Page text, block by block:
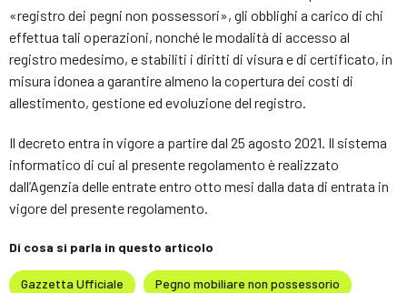
«registro dei pegni non possessori», gli obblighi a carico di chi
effettua tali operazioni, nonché le modalità di accesso al
registro medesimo, e stabiliti i diritti di visura e di certificato, in
misura idonea a garantire almeno la copertura dei costi di
allestimento, gestione ed evoluzione del registro.
Il decreto entra in vigore a partire dal 25 agosto 2021. Il sistema
informatico di cui al presente regolamento è realizzato
dall’Agenzia delle entrate entro otto mesi dalla data di entrata in
vigore del presente regolamento.
Di cosa si parla in questo articolo
Gazzetta Ufficiale Pegno mobiliare non possessorio